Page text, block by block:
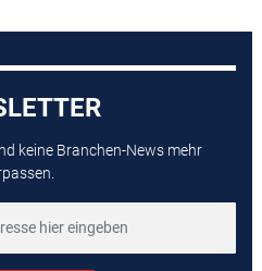
keine Branchen-News mehr